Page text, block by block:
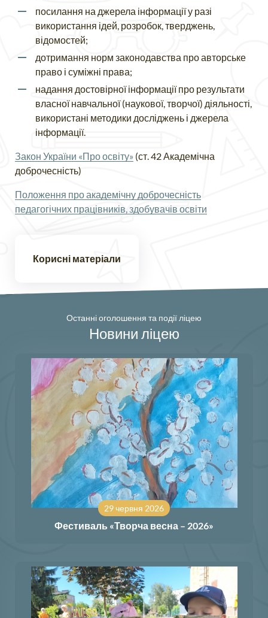
посилання на джерела інформації у разі
використання ідей, розробок, тверджень,
відомостей;
дотримання норм законодавства про авторське
право і суміжні права;
надання достовірної інформації про результати
власної навчальної (наукової, творчої) діяльності,
використані методики досліджень і джерела
інформації.
Закон України «Про освіту» (ст. 42 Академічна
доброчесність)
Положення про академічну доброчесність
педагогічних працівників, здобувачів освіти
Останні оголошення та події ліцею
Новини ліцею
29 червня 2026
Фестиваль «Творча весна – 2026»
Корисні матеріали